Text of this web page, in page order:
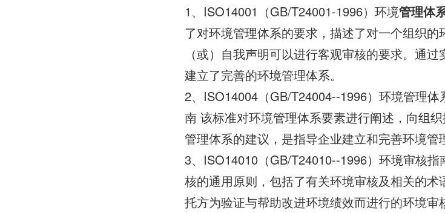
1、ISO14001（GB/T24001-1996）环境管理体
了对环境管理体系的要求，描述了对一个组织
（或）自我声明可以进行客观审核的要求。通
建立了完善的环境管理体系。
2、ISO14004（GB/T24004--1996）环境管理
南 该标准对环境管理体系要素进行阐述，向组
管理体系的建议，是指导企业建立和完善环境管
3、ISO14010（GB/T24010--1996）环境审核
核的通用原则，包括了有关环境审核及相关的
托方为验证与帮助改进环境绩效而进行的环境